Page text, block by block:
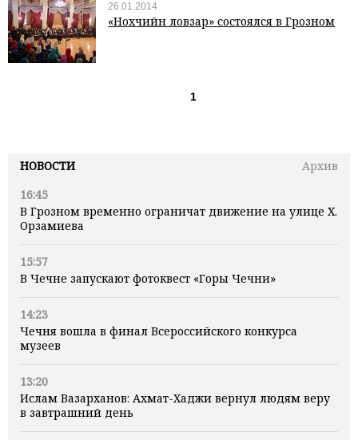
НОВОСТИ
Архив
16:45
В Грозном временно ограничат движение на улице Х.
Орзамиева
15:57
В Чечне запускают фотоквест «Горы Чечни»
14:23
Чечня вошла в финал Всероссийского конкурса
музеев
13:20
Ислам Вазарханов: Ахмат-Хаджи вернул людям веру
в завтрашний день
26.01.2014
«Нохчийн ловзар» состоялся в Грозном
1